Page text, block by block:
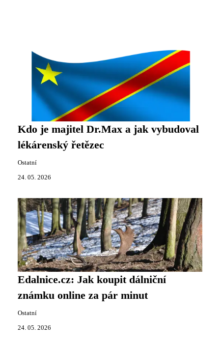
Kdo je majitel Dr.Max a jak vybudoval
lékárenský řetězec
Ostatní
24. 05. 2026
Edalnice.cz: Jak koupit dálniční
známku online za pár minut
Ostatní
24. 05. 2026